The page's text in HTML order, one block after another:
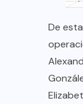
De